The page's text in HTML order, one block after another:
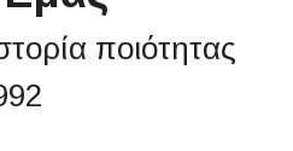
ποιότητας